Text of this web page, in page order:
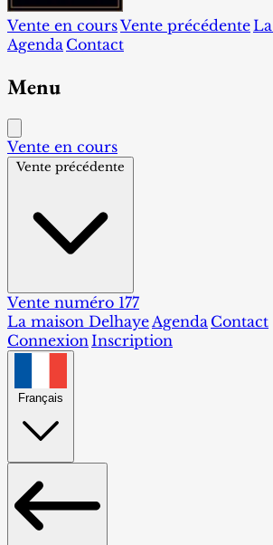
Vente en coursVente précédente
Agenda Contact
Menu
Vente en cours
Vente précédente
Vente numéro 177
La maison DelhayeAgenda Contact
ConnexionInscription
Français